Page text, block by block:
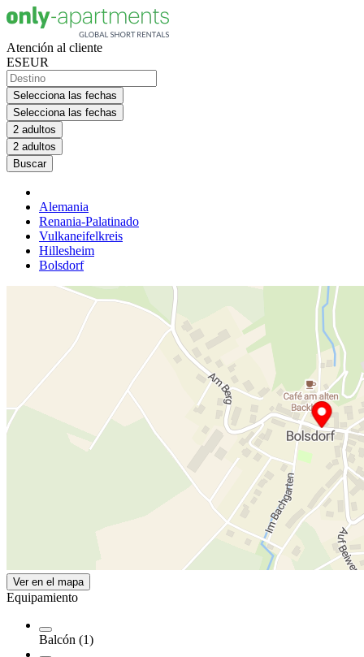
Atención al cliente
ESEUR
Selecciona las fechas
Selecciona las fechas
2 adultos
2 adultos
Buscar
Alemania
Renania-Palatinado
Vulkaneifelkreis
Hillesheim
Bolsdorf
Ver en el mapa
Equipamiento
Balcón (1)